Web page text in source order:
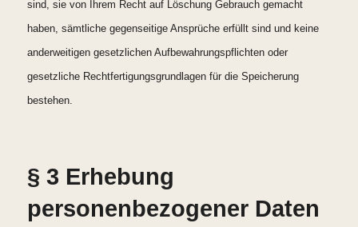
sind, sie von Ihrem Recht auf Löschung Gebrauch gemacht
haben, sämtliche gegenseitige Ansprüche erfüllt sind und keine
anderweitigen gesetzlichen Aufbewahrungspflichten oder
gesetzliche Rechtfertigungsgrundlagen für die Speicherung
bestehen.
§ 3 Erhebung
personenbezogener Daten